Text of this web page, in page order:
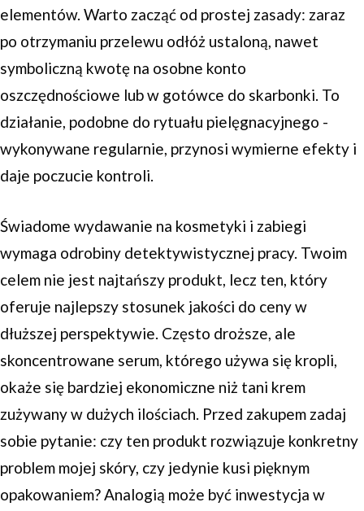
elementów. Warto zacząć od prostej zasady: zaraz
po otrzymaniu przelewu odłóż ustaloną, nawet
symboliczną kwotę na osobne konto
oszczędnościowe lub w gotówce do skarbonki. To
działanie, podobne do rytuału pielęgnacyjnego -
wykonywane regularnie, przynosi wymierne efekty i
daje poczucie kontroli.
Świadome wydawanie na kosmetyki i zabiegi
wymaga odrobiny detektywistycznej pracy. Twoim
celem nie jest najtańszy produkt, lecz ten, który
oferuje najlepszy stosunek jakości do ceny w
dłuższej perspektywie. Często droższe, ale
skoncentrowane serum, którego używa się kropli,
okaże się bardziej ekonomiczne niż tani krem
zużywany w dużych ilościach. Przed zakupem zadaj
sobie pytanie: czy ten produkt rozwiązuje konkretny
problem mojej skóry, czy jedynie kusi pięknym
opakowaniem? Analogią może być inwestycja w